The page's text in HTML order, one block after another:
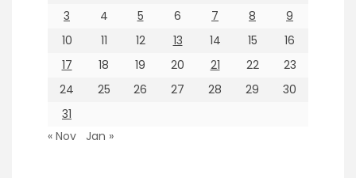
3
4 5 6 7 8
9
10
11 12 13 14 15
16
17
18 19 20 21 22
23
24
25 26 27 28 29
30
31
« Nov
Jan »